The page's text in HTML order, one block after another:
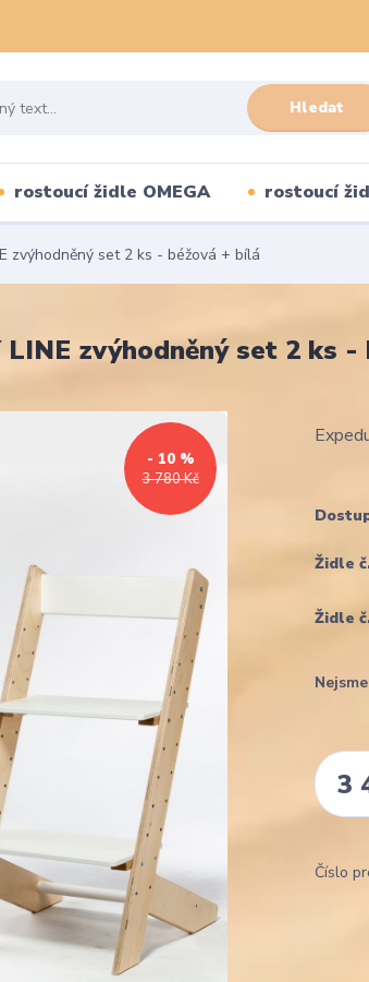
Hledat
rostoucí židle OMEGA rostoucí
zvýhodněný set 2 ks - béžová + bílá
zvýhodněný set 2 ks -
3 780 Kč
- 10 %
Židle
Židle
3
Číslo